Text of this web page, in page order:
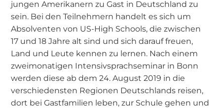
jungen Amerikanern zu Gast in Deutschland zu
sein. Bei den Teilnehmern handelt es sich um
Absolventen von US-High Schools, die zwischen
17 und 18 Jahre alt sind und sich darauf freuen,
Land und Leute kennen zu lernen. Nach einem
zweimonatigen Intensivsprachseminar in Bonn
werden diese ab dem 24. August 2019 in die
verschiedensten Regionen Deutschlands reisen,
dort bei Gastfamilien leben, zur Schule gehen und